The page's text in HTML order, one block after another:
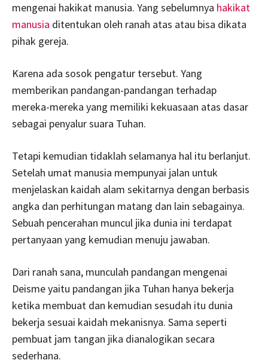
mengenai hakikat manusia. Yang sebelumnya hakikat
manusia ditentukan oleh ranah atas atau bisa dikata
pihak gereja.
Karena ada sosok pengatur tersebut. Yang
memberikan pandangan-pandangan terhadap
mereka-mereka yang memiliki kekuasaan atas dasar
sebagai penyalur suara Tuhan.
Tetapi kemudian tidaklah selamanya hal itu berlanjut.
Setelah umat manusia mempunyai jalan untuk
menjelaskan kaidah alam sekitarnya dengan berbasis
angka dan perhitungan matang dan lain sebagainya.
Sebuah pencerahan muncul jika dunia ini terdapat
pertanyaan yang kemudian menuju jawaban.
Dari ranah sana, munculah pandangan mengenai
Deisme yaitu pandangan jika Tuhan hanya bekerja
ketika membuat dan kemudian sesudah itu dunia
bekerja sesuai kaidah mekanisnya. Sama seperti
pembuat jam tangan jika dianalogikan secara
sederhana.